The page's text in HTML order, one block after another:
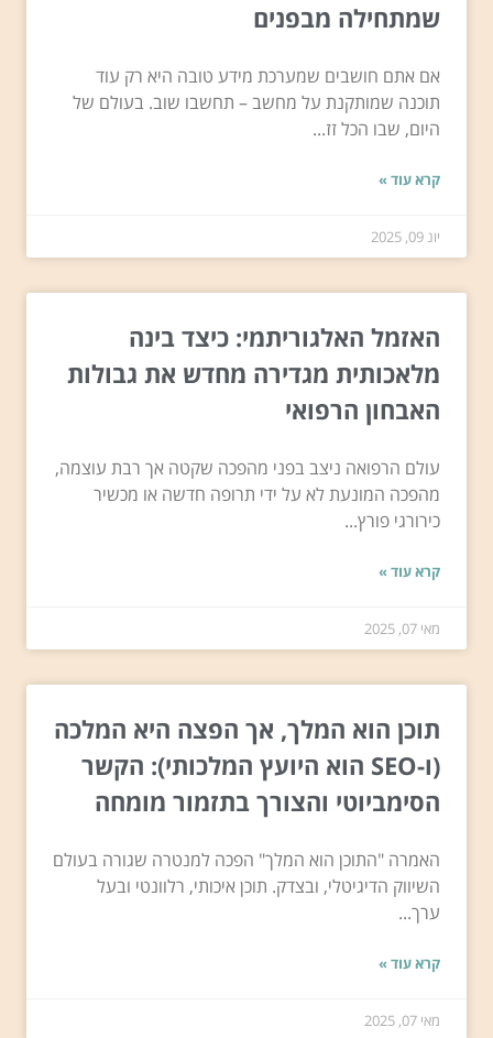
שמתחילה מבפנים
אם אתם חושבים שמערכת מידע טובה היא רק עוד
תוכנה שמותקנת על מחשב – תחשבו שוב. בעולם של
היום, שבו הכל זז...
קרא עוד »
יונ 09, 2025
האזמל האלגוריתמי: כיצד בינה
מלאכותית מגדירה מחדש את גבולות
האבחון הרפואי
עולם הרפואה ניצב בפני מהפכה שקטה אך רבת עוצמה,
מהפכה המונעת לא על ידי תרופה חדשה או מכשיר
כירורגי פורץ...
קרא עוד »
מאי 07, 2025
תוכן הוא המלך, אך הפצה היא המלכה
(ו-SEO הוא היועץ המלכותי): הקשר
הסימביוטי והצורך בתזמור מומחה
האמרה "התוכן הוא המלך" הפכה למנטרה שגורה בעולם
השיווק הדיגיטלי, ובצדק. תוכן איכותי, רלוונטי ובעל
ערך...
קרא עוד »
מאי 07, 2025